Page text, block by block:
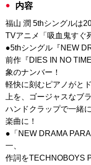
内容
福山 潤 5thシングルは
TVアニメ「吸血鬼すぐ
●5thシングル『NEW
前作『DIES IN NO
象のナンバー！
軽快に刻むピアノがと
上を、ゴージャスなブ
ハンドクラップで一緒
楽曲に！
●「NEW DRAMA
一、
作詞をTECHNOBOYS